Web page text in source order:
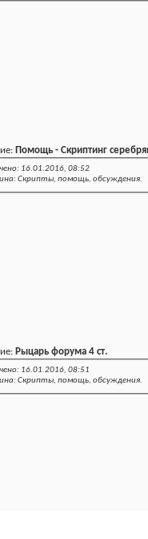
Помощь - Скриптинг
16.01.2016, 08:52
Скрипты, помощь, обсуждения.
Рыцарь форума 4 ст.
16.01.2016, 08:51
Скрипты, помощь, обсуждения.